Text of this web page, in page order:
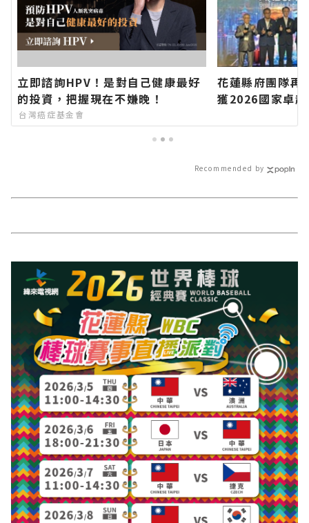
立即諮詢HPV！是對自己健康最好
的投資，把握現在不嫌晚！
台灣癌症基金會
花蓮縣府團隊再
獲2026國家卓
的今日新聞報導
Recommended by